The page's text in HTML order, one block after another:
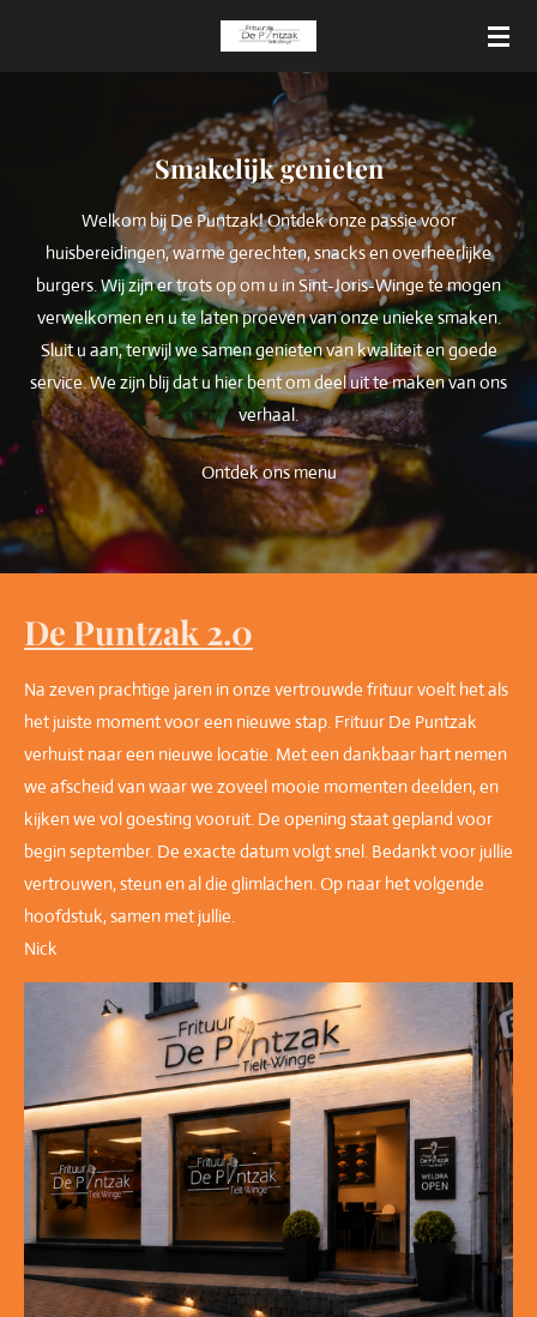
Smakelijk genieten
Welkom bij De Puntzak! Ontdek onze passie voor
huisbereidingen, warme gerechten, snacks en overheerlijke
burgers. Wij zijn er trots op om u in Sint-Joris-Winge te mogen
verwelkomen en u te laten proeven van onze unieke smaken.
Sluit u aan, terwijl we samen genieten van kwaliteit en goede
service. We zijn blij dat u hier bent om deel uit te maken van ons
verhaal.
Ontdek ons menu
De Puntzak 2.0
Na zeven prachtige jaren in onze vertrouwde frituur voelt het als
het juiste moment voor een nieuwe stap. Frituur De Puntzak
verhuist naar een nieuwe locatie. Met een dankbaar hart nemen
we afscheid van waar we zoveel mooie momenten deelden, en
kijken we vol goesting vooruit. De opening staat gepland voor
begin september. De exacte datum volgt snel. Bedankt voor jullie
vertrouwen, steun en al die glimlachen. Op naar het volgende
hoofdstuk, samen met jullie.
Nick